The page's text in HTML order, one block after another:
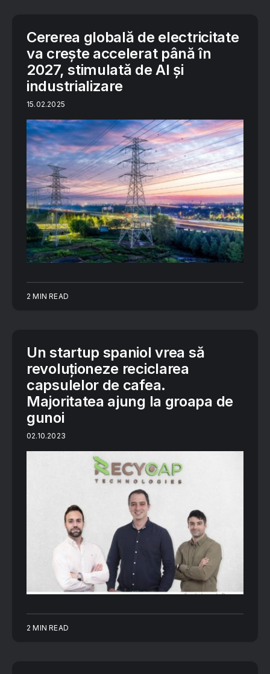
Cererea globală de electricitate
va crește accelerat până în
2027, stimulată de AI și
industrializare
15.02.2025
2 MIN READ
Un startup spaniol vrea să
revoluționeze reciclarea
capsulelor de cafea.
Majoritatea ajung la groapa de
gunoi
02.10.2023
2 MIN READ